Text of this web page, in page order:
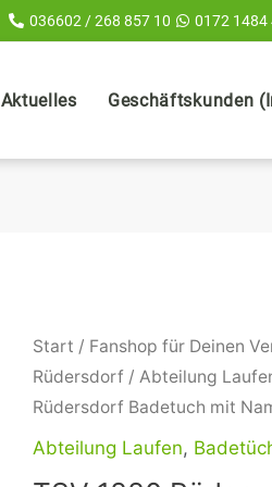
036602 / 268 857 10 0172 1484
Aktuelles Geschäftskunden
Start / Fanshop für Deinen
Rüdersdorf/ Abteilung
Rüdersdorf Badetuch mit
Abteilung Laufen,
TSV
1880
Rüdersdorf
Badetuch